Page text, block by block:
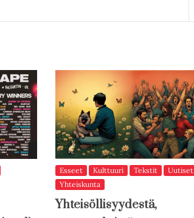
Esseet Kulttuuri Tekstit
Uutiset
Yhteiskunta
Yhteisöllisyydestä,